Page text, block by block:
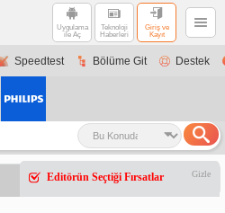
Uygulama
ile Aç
Teknoloji
Haberleri
Giriş ve
Kayıt
Speedtest Bölüme Git Destek
Editörün Seçtiği Fırsatlar Gizle